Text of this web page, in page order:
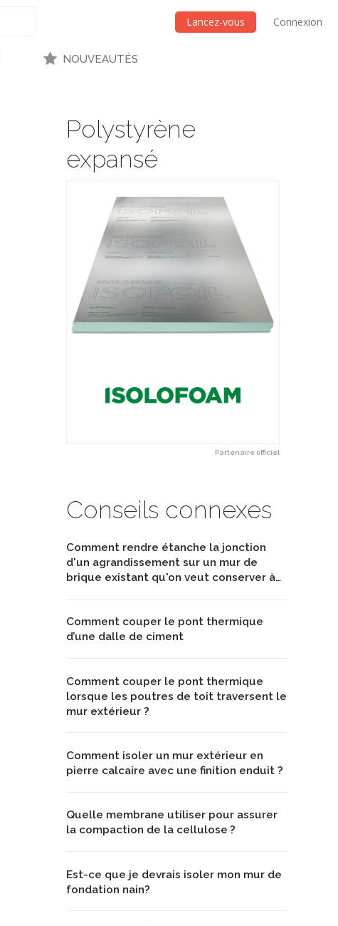
Lancez-vous Connexion
NOUVEAUTÉS
Polystyrène
expansé
Partenaire officiel
Conseils connexes
Comment rendre étanche la jonction
d'un agrandissement sur un mur de
brique existant qu'on veut conserver à…
Comment couper le pont thermique
d’une dalle de ciment
Comment couper le pont thermique
lorsque les poutres de toit traversent le
mur extérieur ?
Comment isoler un mur extérieur en
pierre calcaire avec une finition enduit ?
Quelle membrane utiliser pour assurer
la compaction de la cellulose ?
Est-ce que je devrais isoler mon mur de
fondation nain?